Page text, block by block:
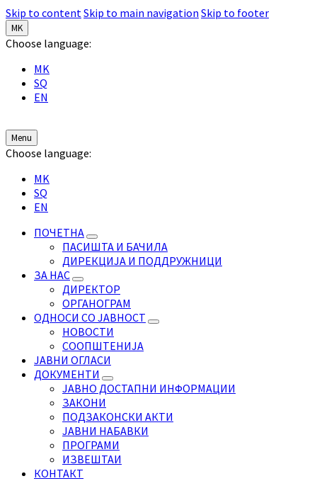
Skip to contentSkip to main navigation Skip to footer
MK
Choose language:
MK
SQ
EN
Menu
Choose language:
MK
SQ
EN
ПОЧЕТНА
ПАСИШТА И БАЧИЛА
ДИРЕКЦИЈА И ПОДДРУЖНИЦИ
ЗА НАС
ДИРЕКТОР
ОРГАНОГРАМ
ОДНОСИ СО ЈАВНОСТ
НОВОСТИ
СООПШТЕНИЈА
ЈАВНИ ОГЛАСИ
ДОКУМЕНТИ
ЈАВНО ДОСТАПНИ ИНФОРМАЦИИ
ЗАКОНИ
ПОДЗАКОНСКИ АКТИ
ЈАВНИ НАБАВКИ
ПРОГРАМИ
ИЗВЕШТАИ
КОНТАКТ